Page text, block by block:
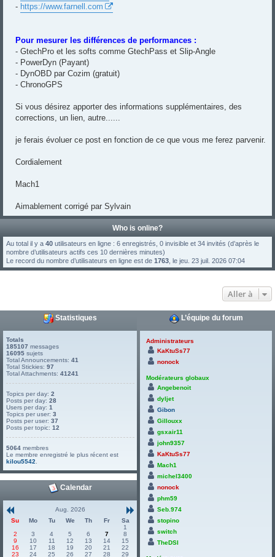
- https://www.farnell.com
Pour mesurer les différences de performances :
- GtechPro et les softs comme GtechPass et Slip-Angle
- PowerDyn (Payant)
- DynOBD par Cozim (gratuit)
- ChronoGPS
Si vous désirez apporter des informations supplémentaires, des
corrections, un lien, autre......
je ferais évoluer ce post en fonction de ce que vous me ferez parvenir.
Cordialement
Mach1
Aimablement corrigé par Sylvain
Who is online?
Au total il y a 40 utilisateurs en ligne : 6 enregistrés, 0 invisible et 34 invités (d’après le
nombre d’utilisateurs actifs ces 10 dernières minutes)
Le record du nombre d’utilisateurs en ligne est de 1763 , le jeu. 23 juil. 2026 07:04
Aller à
Statistiques
Totals
185107 messages
16095 sujets
Total Announcements: 41
Total Stickies: 97
Total Attachments: 41241
Topics per day: 2
Posts per day: 28
Users per day: 1
Topics per user: 3
Posts per user: 37
Posts per topic: 12
5064 membres
Le membre enregistré le plus récent est
kilou5542.
Calendar
Aug. 2026
Su
Mo Tu We Th Fr
Sa
1
2
3 4 5 6 7
8
9
10 11 12 13 14
15
16
17 18 19 20 21
22
23
24 25 26 27 28
29
L’équipe du forum
Administrateurs
KaKtuSs77
nonock
Modérateurs globaux
Angebenoit
dyljet
Gibon
Gillouxx
gsxair11
john9357
KaKtuSs77
Mach1
michel3400
nonock
phm59
Seb.974
stopino
switch
TheDSI